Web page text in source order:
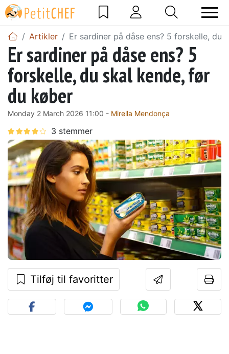
Artikler Er sardiner på dåse ens? 5 forskelle, du
Er sardiner på dåse ens? 5
forskelle, du skal kende, før
du køber
Monday 2 March 2026 11:00 - Mirella Mendonça
Tilføj til favoritter